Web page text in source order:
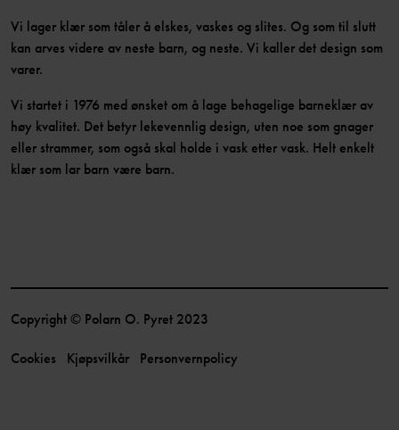
Vi lager klær som tåler å elskes, vaskes og slites. Og som til slutt
kan arves videre av neste barn, og neste. Vi kaller det design som
varer.
Vi startet i 1976 med ønsket om å lage behagelige barneklær av
høy kvalitet. Det betyr lekevennlig design, uten noe som gnager
eller strammer, som også skal holde i vask etter vask. Helt enkelt
klær som lar barn være barn.
Copyright © Polarn O. Pyret 2023
Cookies Kjøpsvilkår Personvernpolicy